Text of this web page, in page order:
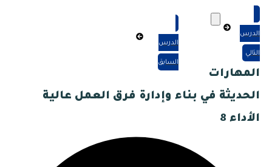
الدرس
التالي
الدرس
السابق
المهارات
الحديثة في بناء وإدارة فرق العمل عالية
الأداء 8